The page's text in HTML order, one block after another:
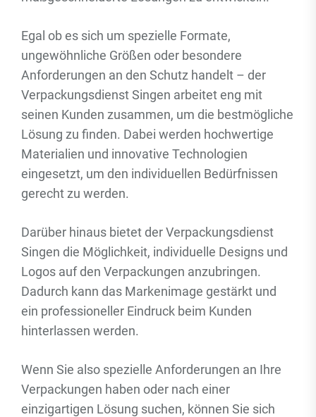
Egal ob es sich um spezielle Formate,
ungewöhnliche Größen oder besondere
Anforderungen an den Schutz handelt – der
Verpackungsdienst Singen arbeitet eng mit
seinen Kunden zusammen, um die bestmögliche
Lösung zu finden. Dabei werden hochwertige
Materialien und innovative Technologien
eingesetzt, um den individuellen Bedürfnissen
gerecht zu werden.
Darüber hinaus bietet der Verpackungsdienst
Singen die Möglichkeit, individuelle Designs und
Logos auf den Verpackungen anzubringen.
Dadurch kann das Markenimage gestärkt und
ein professioneller Eindruck beim Kunden
hinterlassen werden.
Wenn Sie also spezielle Anforderungen an Ihre
Verpackungen haben oder nach einer
einzigartigen Lösung suchen, können Sie sich